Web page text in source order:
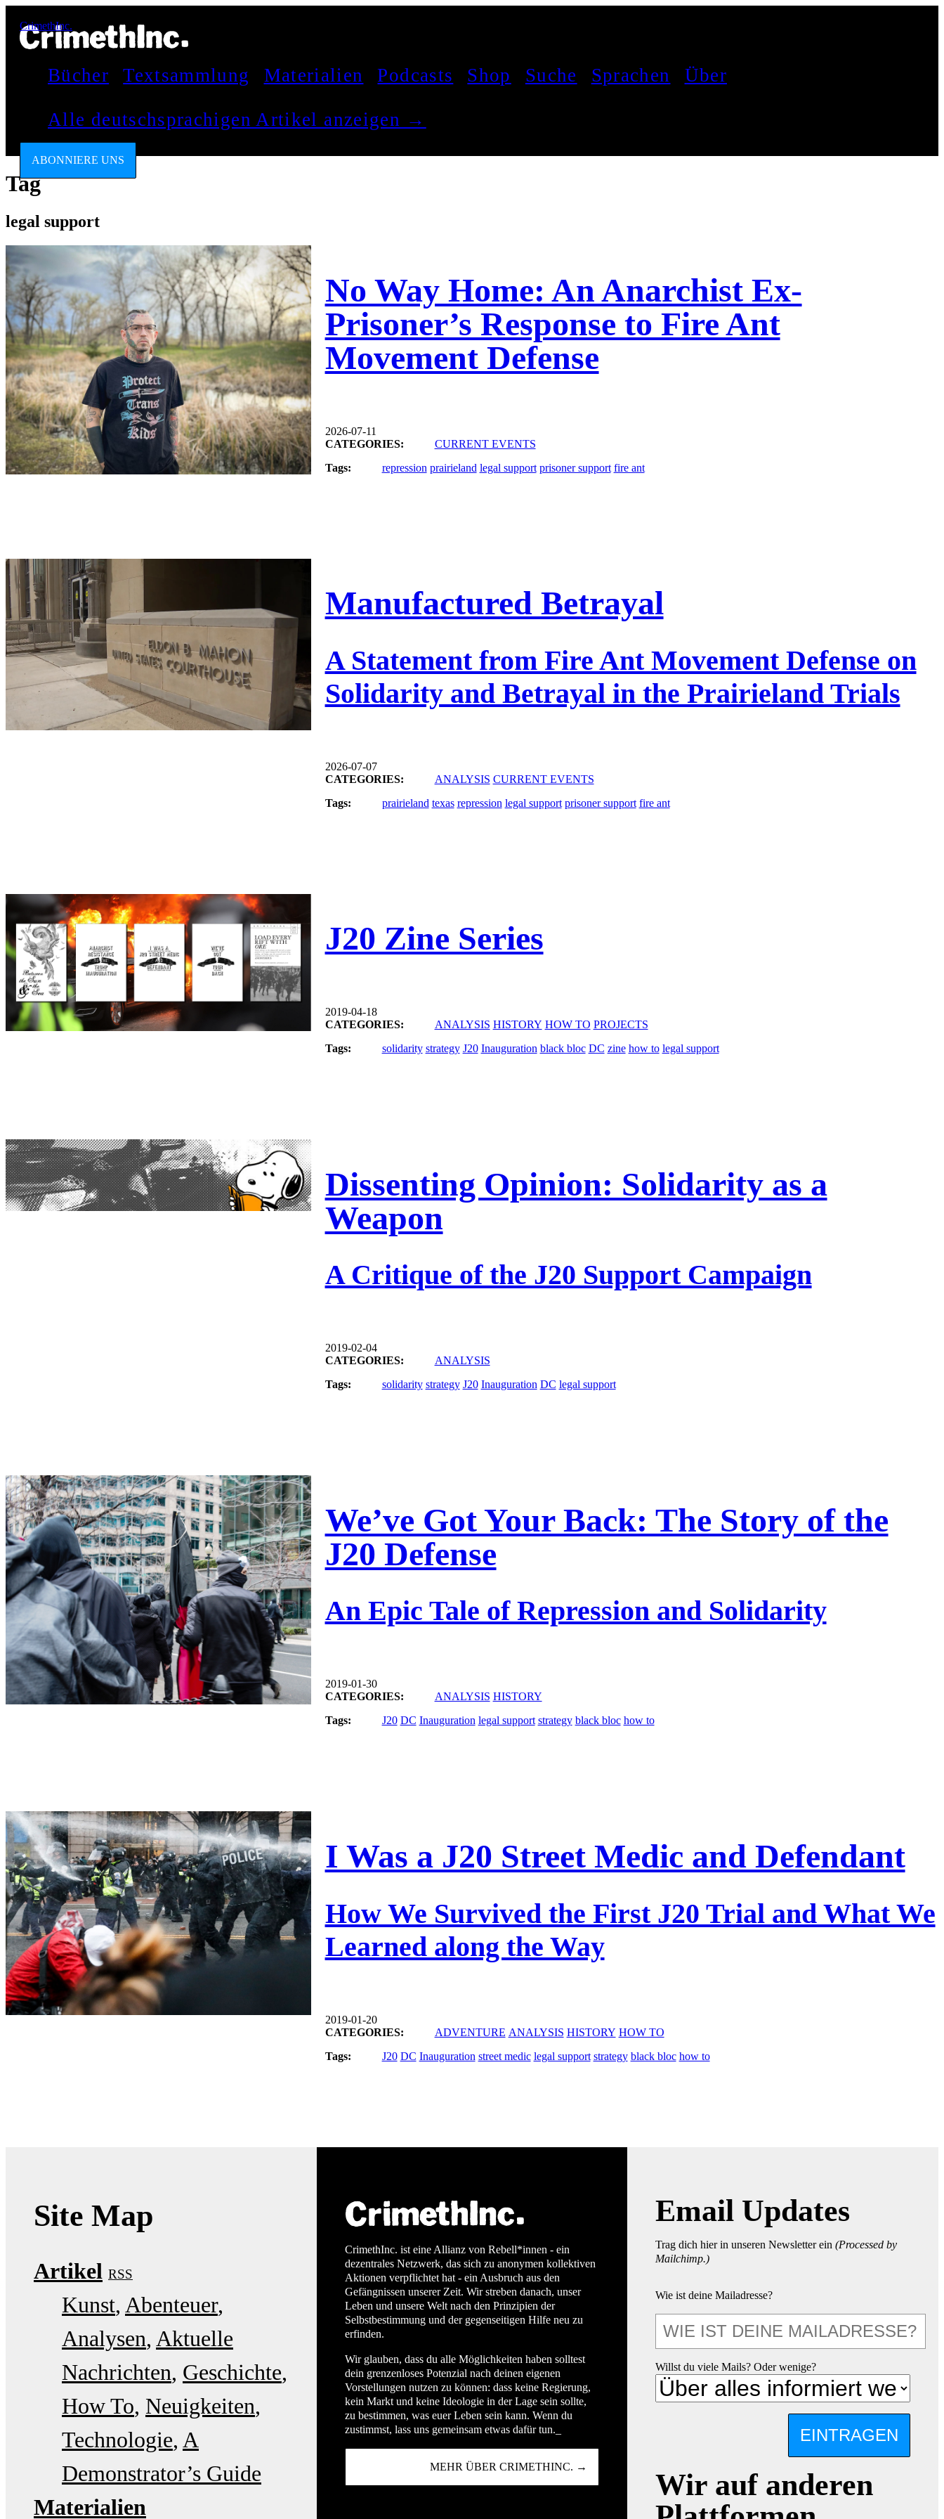
CrimethInc.
Bücher Textsammlung Materialien Podcasts Shop Suche Sprachen Über
Alle deutschsprachigen Artikel anzeigen →
ABONNIERE UNS
Tag
legal support
No Way Home: An Anarchist Ex-
Prisoner’s Response to Fire Ant
Movement Defense
2026-07-11
CATEGORIES:
CURRENT EVENTS
Tags:
repression prairieland legal support prisoner support fire ant
Manufactured Betrayal
A Statement from Fire Ant Movement Defense on
Solidarity and Betrayal in the Prairieland Trials
2026-07-07
CATEGORIES:
ANALYSIS CURRENT EVENTS
Tags:
prairieland texas repression legal support prisoner support fire ant
J20 Zine Series
2019-04-18
CATEGORIES:
ANALYSIS HISTORY HOW TO PROJECTS
Tags:
solidarity strategy J20 Inauguration black bloc DC zine how to legal support
Dissenting Opinion: Solidarity as a
Weapon
A Critique of the J20 Support Campaign
2019-02-04
CATEGORIES:
ANALYSIS
Tags:
solidarity strategy J20 Inauguration DC legal support
We’ve Got Your Back: The Story of the
J20 Defense
An Epic Tale of Repression and Solidarity
2019-01-30
CATEGORIES:
ANALYSIS HISTORY
Tags:
J20 DC Inauguration legal support strategy black bloc how to
I Was a J20 Street Medic and Defendant
How We Survived the First J20 Trial and What We
Learned along the Way
2019-01-20
CATEGORIES:
ADVENTURE ANALYSIS HISTORY HOW TO
Tags:
J20 DC Inauguration street medic legal support strategy black bloc how to
Site Map
Artikel RSS
Kunst Abenteuer
Analysen Aktuelle
Nachrichten Geschichte
How To Neuigkeiten
Technologie A
Demonstrator’s Guide
Materialien
CrimethInc. ist eine Allianz von Rebell*innen - ein
dezentrales Netzwerk, das sich zu anonymen kollektiven
Aktionen verpflichtet hat - ein Ausbruch aus den
Gefängnissen unserer Zeit. Wir streben danach, unser
Leben und unsere Welt nach den Prinzipien der
Selbstbestimmung und der gegenseitigen Hilfe neu zu
erfinden.
Wir glauben, dass du alle Möglichkeiten haben solltest
dein grenzenloses Potenzial nach deinen eigenen
Vorstellungen nutzen zu können: dass keine Regierung,
kein Markt und keine Ideologie in der Lage sein sollte,
zu bestimmen, was euer Leben sein kann. Wenn du
zustimmst, lass uns gemeinsam etwas dafür tun._
MEHR ÜBER CRIMETHINC. →
Email Updates
Trag dich hier in unseren Newsletter ein(Processed by
Mailchimp.)
Wie ist deine Mailadresse?
Willst du viele Mails? Oder wenige?
EINTRAGEN
Wir auf anderen